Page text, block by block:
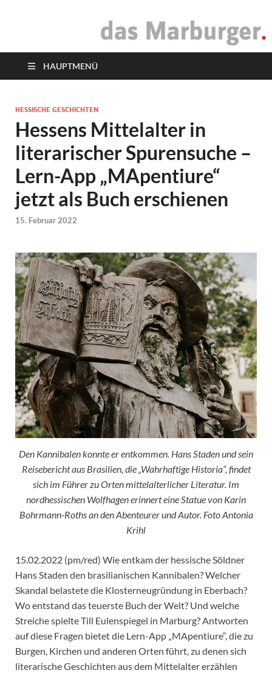
das Marburger.
HAUPTMENÜ
HESSISCHE GESCHICHTEN
Hessens Mittelalter in
literarischer Spurensuche –
Lern-App „MApentiure“
jetzt als Buch erschienen
15. Februar 2022
Den Kannibalen konnte er entkommen. Hans Staden und sein
Reisebericht aus Brasilien, die „Wahrhaftige Historia“, findet
sich im Führer zu Orten mittelalterlicher Literatur. Im
nordhessischen Wolfhagen erinnert eine Statue von Karin
Bohrmann-Roths an den Abenteurer und Autor. Foto Antonia
Krihl
15.02.2022 (pm/red) Wie entkam der hessische Söldner
Hans Staden den brasilianischen Kannibalen? Welcher
Skandal belastete die Klosterneugründung in Eberbach?
Wo entstand das teuerste Buch der Welt? Und welche
Streiche spielte Till Eulenspiegel in Marburg? Antworten
auf diese Fragen bietet die Lern-App „MApentiure“, die zu
Burgen, Kirchen und anderen Orten führt, zu denen sich
literarische Geschichten aus dem Mittelalter erzählen